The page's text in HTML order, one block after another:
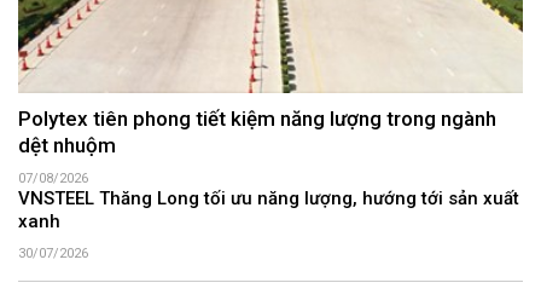
Polytex tiên phong tiết kiệm năng lượng trong ngành
dệt nhuộm
07/08/2026
VNSTEEL Thăng Long tối ưu năng lượng, hướng tới sản xuất
xanh
30/07/2026